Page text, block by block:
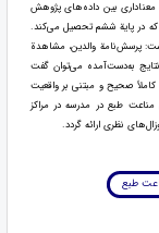
معناداری بین داده‌های پژوهش
در پایة ششم تحصیل می‌کند.
پرسش‌نامة والدین، مشاهدة
به‌دست‌آمده می‌توان گفت
کاملاً صحیح و مبتنی بر واقعیت
طبع در مدرسه در مراکز
نظری ارائه گردد.
طبع